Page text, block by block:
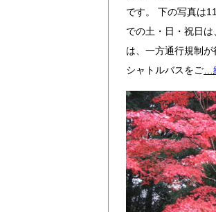
です。 下の写真は
での土・日・祝日
は、一方通行規制
シャトルバスをご…